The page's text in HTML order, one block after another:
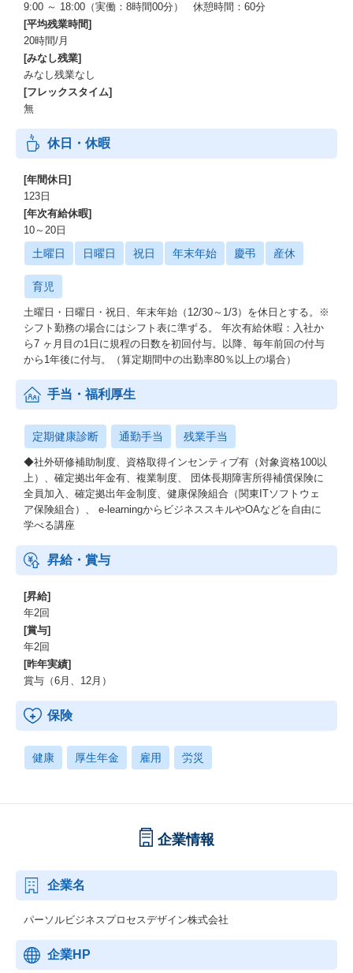
9:00 ～ 18:00（実働：8時間00分） 休憩時間：60分
[平均残業時間]
20時間/月
[みなし残業]
みなし残業なし
[フレックスタイム]
無
休日・休暇
[年間休日]
123日
[年次有給休暇]
10～20日
土曜日 日曜日 祝日 年末年始 慶弔 産休
育児
土曜日・日曜日・祝日、年末年始（12/30～1/3）を休日とする。※
シフト勤務の場合にはシフト表に準ずる。 年次有給休暇：入社か
ら7 ヶ月目の1日に規程の日数を初回付与。以降、毎年前回の付与
から1年後に付与。（算定期間中の出勤率80％以上の場合）
手当・福利厚生
定期健康診断 通勤手当 残業手当
◆社外研修補助制度、資格取得インセンティブ有（対象資格100以
上）、確定拠出年金有、複業制度、 団体長期障害所得補償保険に
全員加入、確定拠出年金制度、健康保険組合（関東ITソフトウェ
ア保険組合）、 e-learningからビジネススキルやOAなどを自由に
学べる講座
昇給・賞与
[昇給]
年2回
[賞与]
年2回
[昨年実績]
賞与（6月、12月）
保険
健康 厚生年金 雇用 労災
企業情報
企業名
パーソルビジネスプロセスデザイン株式会社
企業HP